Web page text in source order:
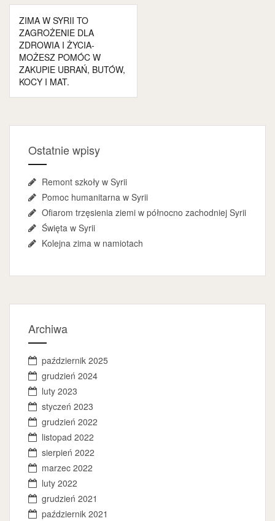
Nawigacja
wpisu
ZIMA W SYRII TO
ZAGROŻENIE DLA
ZDROWIA I ŻYCIA-
MOŻESZ POMÓC W
ZAKUPIE UBRAŃ, BUTÓW,
KOCY I MAT.
Ostatnie wpisy
Remont szkoły w Syrii
Pomoc humanitarna w Syrii
Ofiarom trzęsienia ziemi w północno zachodniej Syrii
Święta w Syrii
Kolejna zima w namiotach
Archiwa
październik 2025
grudzień 2024
luty 2023
styczeń 2023
grudzień 2022
listopad 2022
sierpień 2022
marzec 2022
luty 2022
grudzień 2021
październik 2021